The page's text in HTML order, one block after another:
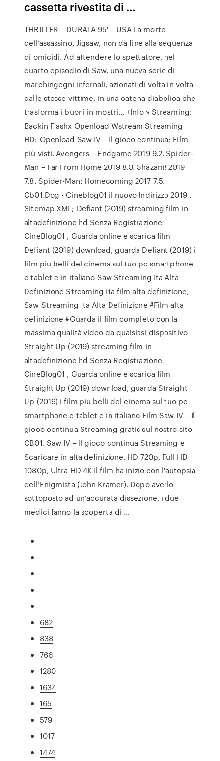
cassetta rivestita di …
THRILLER – DURATA 95′ – USA La morte
dell’assassino, Jigsaw, non dà fine alla sequenza
di omicidi. Ad attendere lo spettatore, nel
quarto episodio di Saw, una nuova serie di
marchingegni infernali, azionati di volta in volta
dalle stesse vittime, in una catena diabolica che
trasforma i buoni in mostri… +Info » Streaming:
Backin Flashx Openload Wstream Streaming
HD: Openload Saw IV – Il gioco continua; Film
più visti. Avengers – Endgame 2019 9.2. Spider-
Man – Far From Home 2019 8.0. Shazam! 2019
7.8. Spider-Man: Homecoming 2017 7.5.
Cb01.Dog - Cineblog01 il nuovo Indirizzo 2019 .
Sitemap XML; Defiant (2019) streaming film in
altadefinizione hd Senza Registrazione
CineBlog01 , Guarda online e scarica film
Defiant (2019) download, guarda Defiant (2019) i
film piu belli del cinema sul tuo pc smartphone
e tablet e in italiano Saw Streaming Ita Alta
Definizione Streaming ita film alta definizione,
Saw Streaming Ita Alta Definizione #Film alta
definizione #Guarda il film completo con la
massima qualità video da qualsiasi dispositivo
Straight Up (2019) streaming film in
altadefinizione hd Senza Registrazione
CineBlog01 , Guarda online e scarica film
Straight Up (2019) download, guarda Straight
Up (2019) i film piu belli del cinema sul tuo pc
smartphone e tablet e in italiano Film Saw IV – Il
gioco continua Streaming gratis sul nostro sito
CB01. Saw IV – Il gioco continua Streaming e
Scaricare in alta definizione. HD 720p, Full HD
1080p, Ultra HD 4K Il film ha inizio con l'autopsia
dell’Enigmista (John Kramer). Dopo averlo
sottoposto ad un’accurata dissezione, i due
medici fanno la scoperta di …
682
838
766
1280
1634
165
579
1017
1474